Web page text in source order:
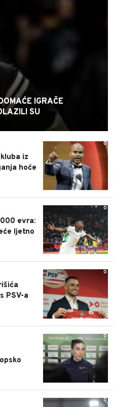
IGRAČE
SU
0
iz
hoće
0
evra:
ljetno
0
PSV-a
0
0